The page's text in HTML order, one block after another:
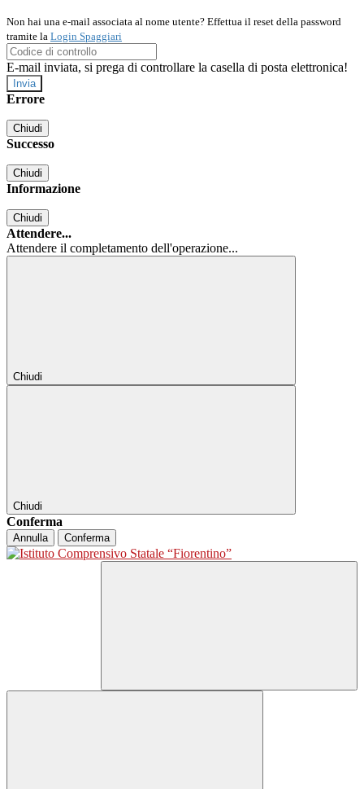
Non hai una e-mail associata al nome utente? Effettua il reset della password
tramite la Login Spaggiari
E-mail inviata, si prega di controllare la casella di posta elettronica!
Errore
Chiudi
Successo
Chiudi
Informazione
Chiudi
Attendere...
Attendere il completamento dell'operazione...
Chiudi
Chiudi
Conferma
Annulla Conferma